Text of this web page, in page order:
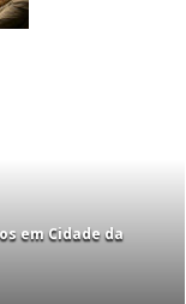
em Cidade da